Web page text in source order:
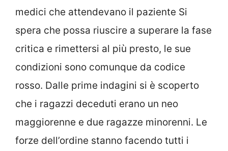
medici che attendevano il paziente Si
spera che possa riuscire a superare la fase
critica e rimettersi al più presto, le sue
condizioni sono comunque da codice
rosso. Dalle prime indagini si è scoperto
che i ragazzi deceduti erano un neo
maggiorenne e due ragazze minorenni. Le
forze dell’ordine stanno facendo tutti i